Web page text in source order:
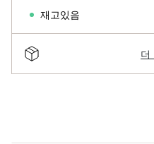
재고있음
더